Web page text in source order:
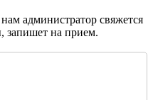
администратор свяжется
запишет на прием.